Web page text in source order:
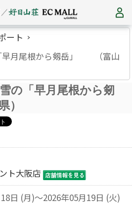
ート
早月尾根から剱岳」 （富山
の「早月尾根から剱
ト大阪店
日 (月)～2026年05月19日 (火)